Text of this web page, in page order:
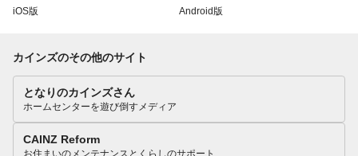
iOS版 Android版
カインズのその他のサイト
となりのカインズさん
ホームセンターを遊び倒すメディア
CAINZ Reform